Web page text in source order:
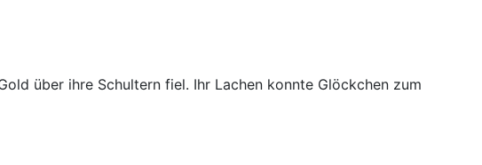
über ihre Schultern fiel. Ihr Lachen konnte Glöckchen zum